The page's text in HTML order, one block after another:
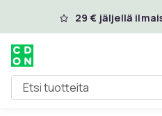
Ohita ja siirry
29 € jäljellä
Etsi tuotteita